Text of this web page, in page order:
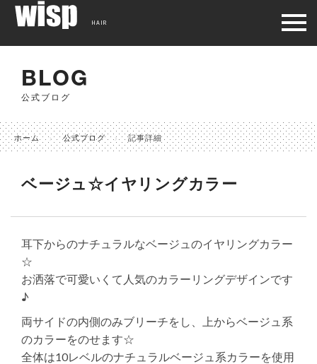
BLOG
公式ブログ
ホーム 公式ブログ 記事詳細
ベージュ☆イヤリングカラー
耳下からのナチュラルなベージュのイヤリングカラー
☆
お洒落で可愛いくて人気のカラーリングデザインです
♪
両サイドの内側のみブリーチをし、上からベージュ系
のカラーをのせます☆
全体は10レベルのナチュラルベージュ系カラーを使用
HAIR